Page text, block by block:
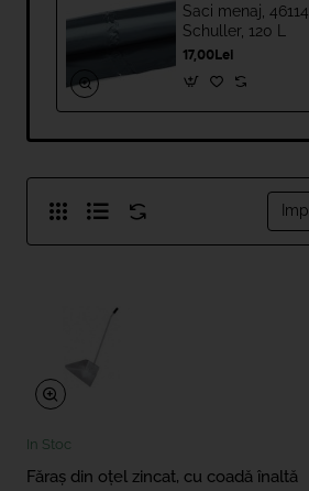
Saci menaj, 46114
Schuller, 120 L
17,00Lei
In Stoc
Făraș din oțel zincat, cu coadă înaltă